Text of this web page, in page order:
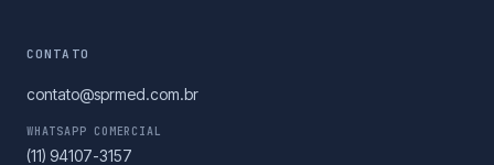
CONTATO
contato@sprmed.com.br
WHATSAPP COMERCIAL
(11) 94107-3157